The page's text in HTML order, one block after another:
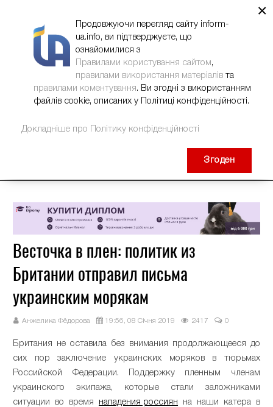
Весточка в плен: политик из
Британии отправил письма
украинским морякам
Анжелика Фёдорова 19:56, 08 Січня 2019 2417 0
Британия не оставила без внимания продолжающееся до
сих пор заключение украинских моряков в тюрьмах
Российской Федерации. Поддержку пленным членам
украинского экипажа, которые стали заложниками
ситуации во время нападения россиян на наши катера в
×
Продовжуючи перегляд сайту inform-
ua.info, ви підтверджуєте, що
ознайомилися з
Правилами користування сайтом,
правилами використання матеріалів та
правилами коментування. Ви згодні з використанням
файлів cookie, описаних у Політиці конфіденційності.
Докладніше про Політику конфіденційності
Згоден